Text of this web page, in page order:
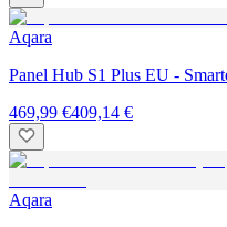
Aqara
Panel Hub S1 Plus EU -
469,99 €409,14 €
Aqara